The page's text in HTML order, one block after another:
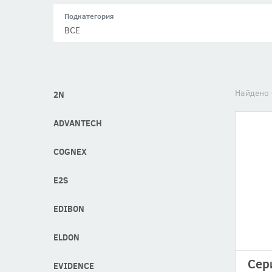
2N
ADVANTECH
COGNEX
E2S
EDIBON
ELDON
EVIDENCE
Подкатегория
ВСЕ
Найдено